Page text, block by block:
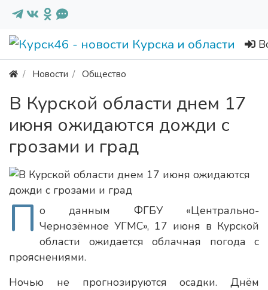
Новости Общество
В Курской области днем 17
июня ожидаются дожди с
грозами и град
П о данным ФГБУ «Центрально-
Чернозёмное УГМС», 17 июня в Курской
области ожидается облачная погода с
прояснениями.
Ночью не прогнозируются осадки. Днём